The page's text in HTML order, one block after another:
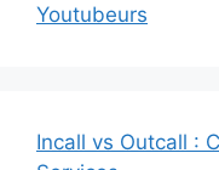
Youtubeurs
Incall vs Outcall :